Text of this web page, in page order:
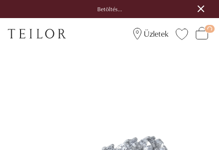
Betöltés...
Üzletek